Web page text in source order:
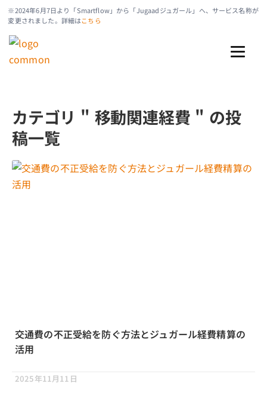
※2024年6月7日より「Smartflow」から「Jugaadジュガール」へ、サービス名称が
変更されました。詳細はこちら
カテゴリ " 移動関連経費 " の投
稿一覧
交通費の不正受給を防ぐ方法とジュガール経費精算の
活用
2025年11月11日